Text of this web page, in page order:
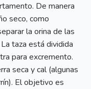
De manera
seco, como
la orina de las
taza está dividida
para excremento.
seca y cal (algunas
El objetivo es